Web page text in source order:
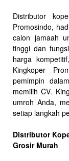
Distributor
Promosindo,
calon jamaah
tinggi dan
harga
Kingkoper
pemimpin
memilih CV.
umroh Anda,
setiap langkah
Distributor
Grosir Murah